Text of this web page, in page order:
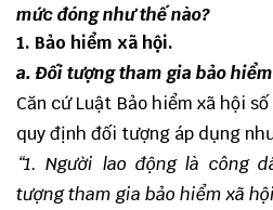
mức đóng như thế nào?
1. Bảo hiểm xã hội.
a. Đối tượng tham gia bảo
Căn cứ Luật Bảo hiểm xã hội
quy định đối tượng áp dụng
“1. Người lao động là công
tượng tham gia bảo hiểm xã